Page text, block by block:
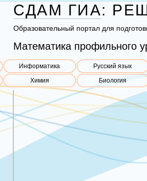
СДАМ ГИА:
Об­ра­зо­ва­тель­ный пор­тал для
Математика профильного
Информатика Русский язык
Химия Биология